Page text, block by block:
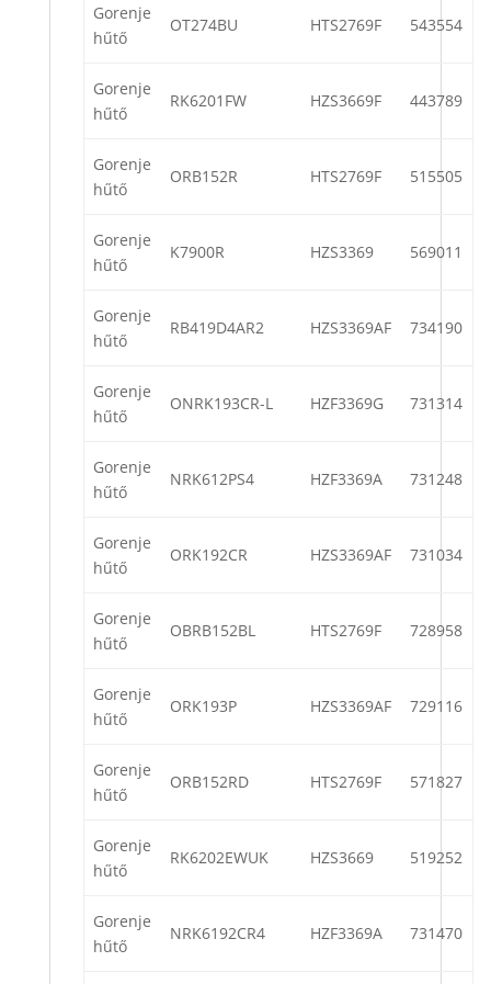
Gorenje
hűtő
OT274BU HTS2769F 543554
Gorenje
hűtő
RK6201FW HZS3669F 443789
Gorenje
hűtő
ORB152R HTS2769F 515505
Gorenje
hűtő
K7900R HZS3369 569011
Gorenje
hűtő
RB419D4AR2 HZS3369AF 734190
Gorenje
hűtő
ONRK193CR-L HZF3369G 731314
Gorenje
hűtő
NRK612PS4 HZF3369A 731248
Gorenje
hűtő
ORK192CR HZS3369AF 731034
Gorenje
hűtő
OBRB152BL HTS2769F 728958
Gorenje
hűtő
ORK193P HZS3369AF 729116
Gorenje
hűtő
ORB152RD HTS2769F 571827
Gorenje
hűtő
RK6202EWUK HZS3669 519252
Gorenje
hűtő
NRK6192CR4 HZF3369A 731470